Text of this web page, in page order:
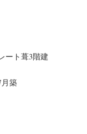
ート葺3階建
月築